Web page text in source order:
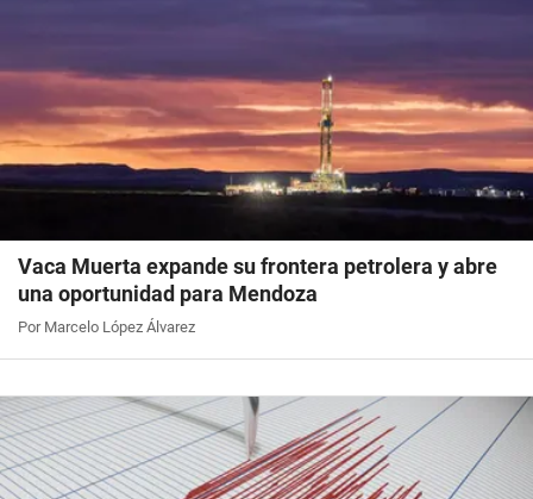
Vaca Muerta expande su frontera petrolera y abre
una oportunidad para Mendoza
Por Marcelo López Álvarez